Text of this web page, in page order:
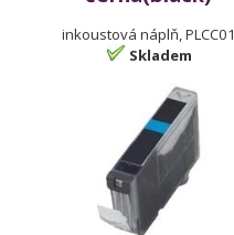
inkoustová náplň, PLCC01
Skladem